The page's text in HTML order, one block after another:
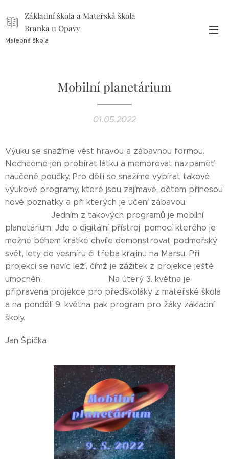
Základní škola a Mateřská škola
Branka u Opavy
Malebná škola
Mobilní planetárium
01.05.2022
Výuku se snažíme vést hravou a zábavnou formou.
Nechceme jen probírat látku a memorovat nazpaměť
naučené poučky. Pro děti se snažíme vybírat takové
výukové programy, které jsou zajímavé, dětem přinesou
nové poznatky a při kterých je učení zábavou.
Jedním z takových programů je mobilní
planetárium. Jde o digitální přístroj, pomocí kterého je
možné během krátké chvíle demonstrovat podmořský
svět, lety do vesmíru či třeba krajinu na Marsu. Při
projekci se navíc leží, čímž je zážitek z projekce ještě
umocněn. Na úterý 3. května je
připravena projekce pro předškoláky z mateřské škola
a na pondělí 9. května pak program pro žáky základní
školy.
Jan Špička